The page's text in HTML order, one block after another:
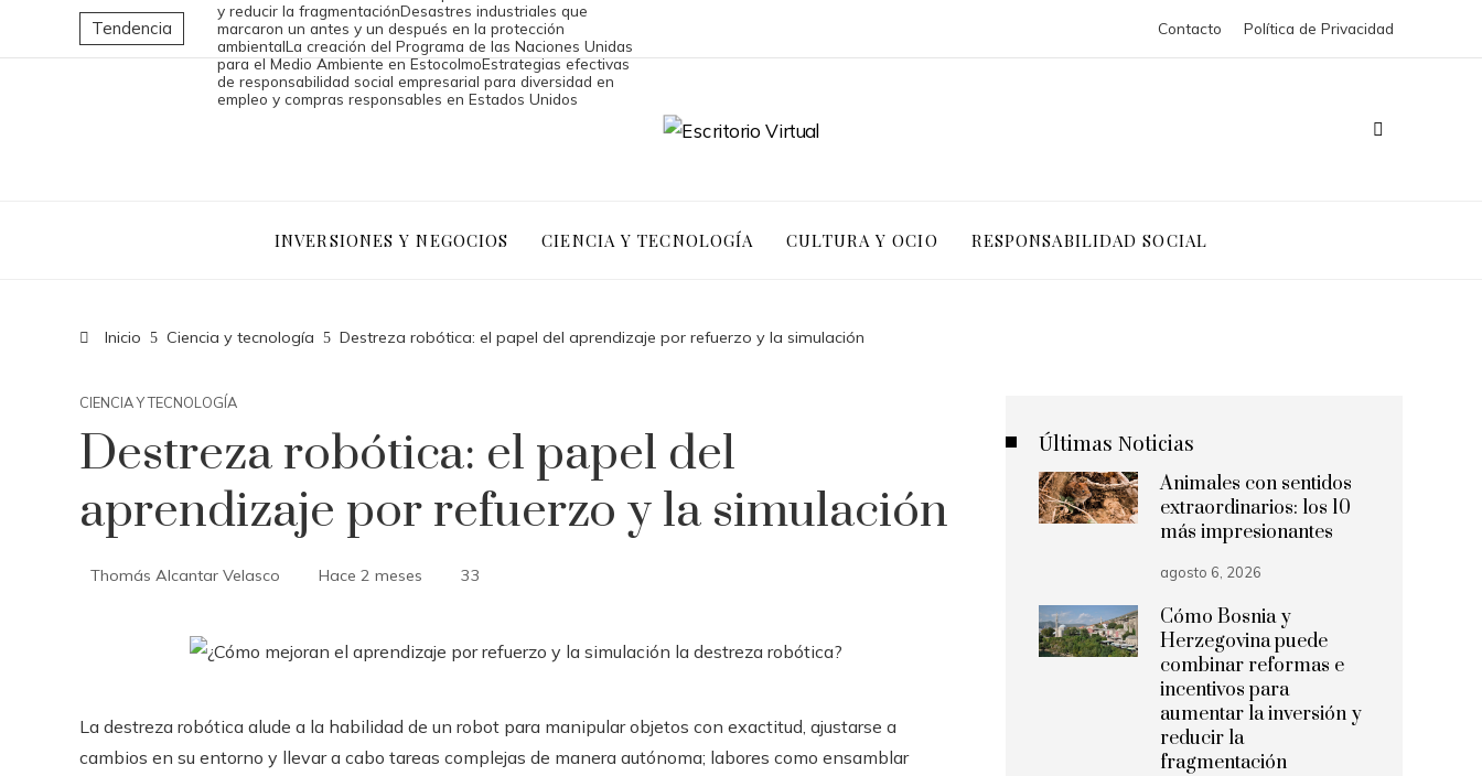
Tendencia
y reducir la fragmentaciónDesastres industriales que
marcaron un antes y un después en la protección
ambientalLa creación del Programa de las Naciones Unidas
para el Medio Ambiente en EstocolmoEstrategias efectivas
de responsabilidad social empresarial para diversidad en
empleo y compras responsables en Estados Unidos
Contacto Política de Privacidad
INVERSIONES Y NEGOCIOS CIENCIA Y TECNOLOGÍA CULTURA Y OCIO RESPONSABILIDAD SOCIAL
Inicio Ciencia y tecnología Destreza robótica: el papel del aprendizaje por refuerzo y la simulación
CIENCIA Y TECNOLOGÍA
Destreza robótica: el papel del
aprendizaje por refuerzo y la simulación
Thomás Alcantar Velasco Hace 2 meses 33
La destreza robótica alude a la habilidad de un robot para manipular objetos con exactitud, ajustarse a
cambios en su entorno y llevar a cabo tareas complejas de manera autónoma; labores como ensamblar
Últimas Noticias
Animales con sentidos
extraordinarios: los 10
más impresionantes
agosto 6, 2026
Cómo Bosnia y
Herzegovina puede
combinar reformas e
incentivos para
aumentar la inversión y
reducir la
fragmentación